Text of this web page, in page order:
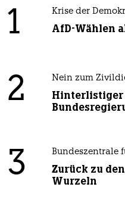
1 Krise der
AfD-Wählen
2 Nein zum
Hinterlistiger
3 Bundeszentrale
Zurück zu
Wurzeln